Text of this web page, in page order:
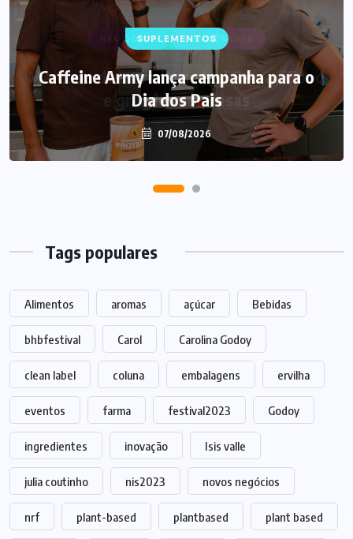
SUPLEMENTOS
Caffeine Army lança campanha para o
Dia dos Pais
07/08/2026
Tags populares
Alimentos aromas açúcar Bebidas
bhbfestival Carol Carolina Godoy
clean label coluna embalagens ervilha
eventos farma festival2023 Godoy
ingredientes inovação Isis valle
julia coutinho nis2023 novos negócios
nrf plant-based plantbased plant based